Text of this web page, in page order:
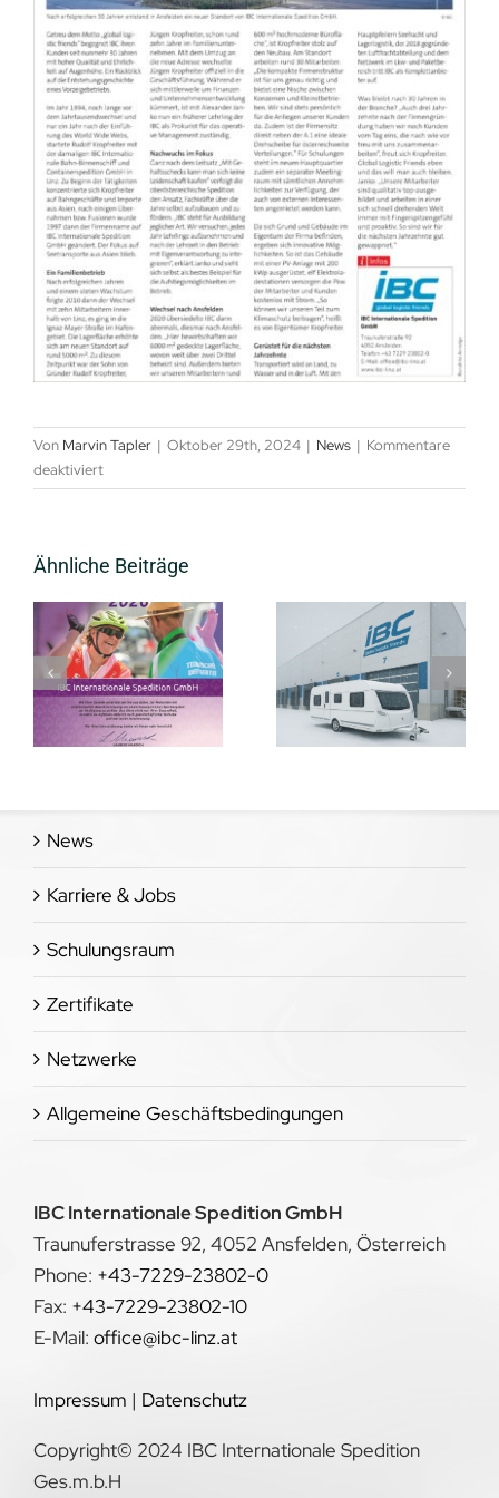
Von Marvin Tapler | Oktober 29th, 2024 | News | Kommentare
deaktiviertfür
IBC
30
Erfolg!
Ähnliche Beiträge
Wohnwagenstellplatz
Container
News
Karriere & Jobs
Schulungsraum
Zertifikate
Netzwerke
Allgemeine Geschäftsbedingungen
IBC Internationale Spedition GmbH
Traunuferstrasse 92, 4052 Ansfelden, Österreich
Phone: +43-7229-23802-0
Fax: +43-7229-23802-10
E-Mail: office@ibc-linz.at
Impressum | Datenschutz
Copyright© 2024 IBC Internationale Spedition
Ges.m.b.H